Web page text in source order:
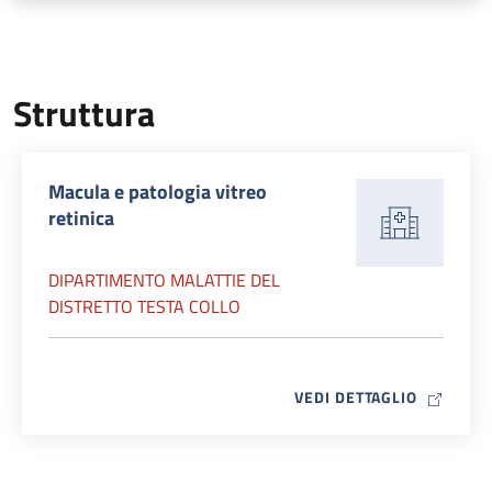
Struttura
Macula e patologia vitreo
retinica
DIPARTIMENTO MALATTIE DEL
DISTRETTO TESTA COLLO
VEDI DETTAGLIO MAP ICON